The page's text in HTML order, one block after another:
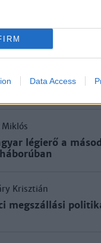
Data Access
háttere
háborús
Miklós
légierő a
Krisztián
megszállási